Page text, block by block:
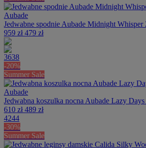
Aubade
Jedwabne spodnie Aubade Midnight Whisper
959 zł 479 zł
3638
-20%
Summer Sale
Aubade
Jedwabna koszulka nocna Aubade Lazy
610 zł 489 zł
4244
-30%
Summer Sale